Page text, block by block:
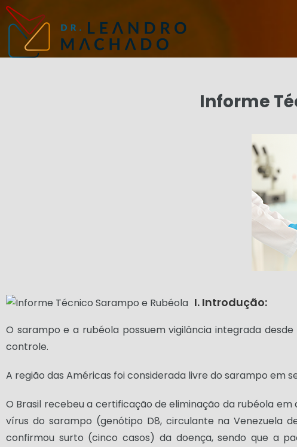
Informe
I. Introdução:
O sarampo e a rubéola possuem vigilância integrada
controle.
A região das Américas foi considerada livre do sarampo em
O Brasil recebeu a certificação de eliminação da rubéola
vírus do sarampo (genótipo D8, circulante na Venezuela
confirmou surto (cinco casos) da doença, sendo que a